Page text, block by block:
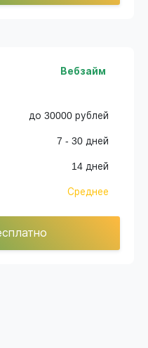
Вебзайм
до 30000 рублей
7 - 30 дней
14 дней
Среднее